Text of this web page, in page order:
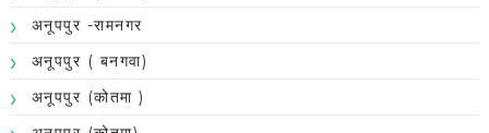
अनूपपुर -रामनगर
अनूपपुर ( बनगवा)
अनूपपुर (कोतमा )